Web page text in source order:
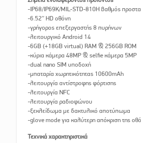
-IP68/IP69K/MIL-STD-810H βαθμός
-6.52″ HD οθόνη
-γρήγορος επεξεργαστής 8 πυρήνων
-λειτουργικό Android 14
-6GB (+18GB virtual) RAM & 256GB ROM
-κύρια κάμερα 48MP & selfie κάμερα 5MP
-dual nano SIM υποδοχή
-μπαταρία χωρητικότητας 10600mAh
-λειτουργία αντίστροφης φόρτισης
-λειτουργία NFC
-λειτουργία ραδιοφώνου
-ξεκλείδωμα με δακτυλικό αποτύπωμα
-glove mode για καλύτερη απόκριση της
Τεχνικά χαρακτηριστικά